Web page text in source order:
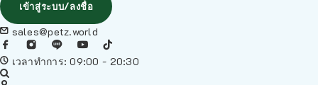
เข้าสู่ระบบ/ลงชื่อ
sales@petz.world
เวลาทำการ: 09:00 - 20:30